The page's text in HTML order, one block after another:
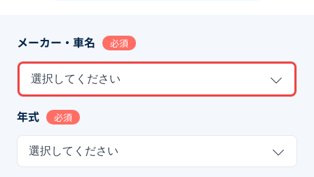
メーカー・車名 必須
選択してください
年式 必須
選択してください